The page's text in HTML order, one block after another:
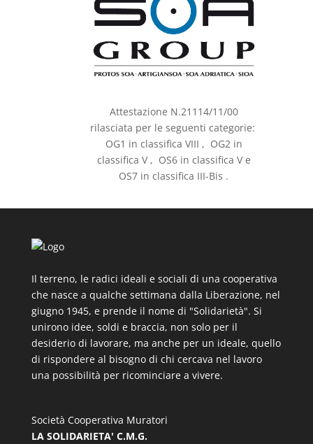
Attestazione N.21114/11/00
rilasciata per le seguenti categorie:
OG1 in classifica VIII , OG2 in
classifica V , OS6 in classifica V e
OS7 in classifica III-Bis .
Il terreno, le radici ideali e sociali di una cooperativa
che nasce a qualche settimana dalla Liberazione, nel
giugno 1945, e prende il nome di "Solidarietà". Si
unirono idee, soldi e braccia, non solo per il
desiderio di lavorare, ma anche per un ideale, quello
di rispondere al bisogno di chi cercava nel lavoro
una possibilità per ricominciare a vivere.
Società Cooperativa Muratori
LA SOLIDARIETA' C.M.G.